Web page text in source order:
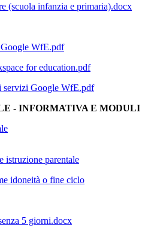
(scuola infanzia e primaria).docx
WfE.pdf
for education.pdf
servizi Google WfE.pdf
- INFORMATIVA E MODULI
parentale
idoneità o fine ciclo
5 giorni.docx